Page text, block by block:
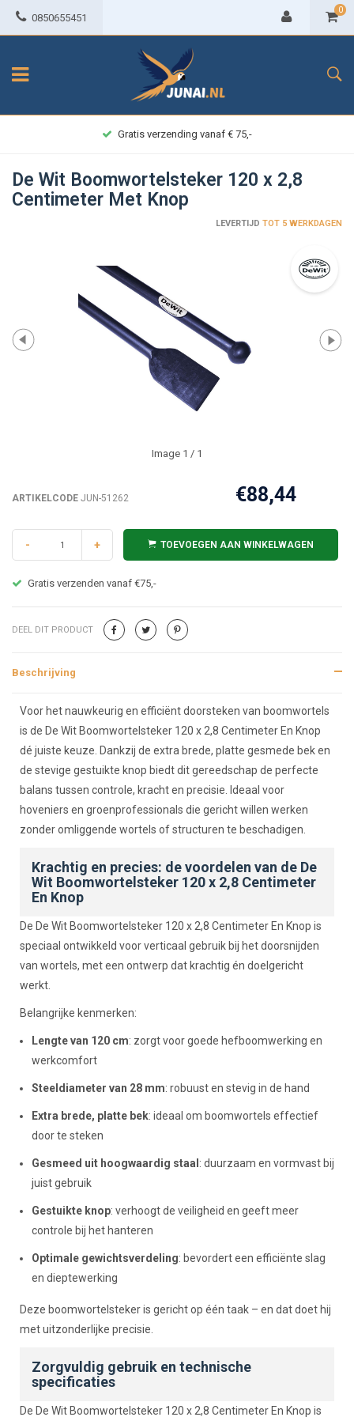
0850655451
0
Gratis verzending vanaf € 75,-
De Wit Boomwortelsteker 120 x 2,8
Centimeter Met Knop
LEVERTIJD TOT 5 WERKDAGEN
Image 1 / 1
ARTIKELCODE JUN-51262 €88,44
- + TOEVOEGEN AAN WINKELWAGEN
Gratis verzenden vanaf €75,-
DEEL DIT PRODUCT
Beschrijving
Beschrijving
Voor het nauwkeurig en efficiënt doorsteken van boomwortels
is de De Wit Boomwortelsteker 120 x 2,8 Centimeter En Knop
dé juiste keuze. Dankzij de extra brede, platte gesmede bek en
de stevige gestuikte knop biedt dit gereedschap de perfecte
balans tussen controle, kracht en precisie. Ideaal voor
hoveniers en groenprofessionals die gericht willen werken
zonder omliggende wortels of structuren te beschadigen.
Krachtig en precies: de voordelen van de De
Wit Boomwortelsteker 120 x 2,8 Centimeter
En Knop
De De Wit Boomwortelsteker 120 x 2,8 Centimeter En Knop is
speciaal ontwikkeld voor verticaal gebruik bij het doorsnijden
van wortels, met een ontwerp dat krachtig én doelgericht
werkt.
Belangrijke kenmerken:
Lengte van 120 cm: zorgt voor goede hefboomwerking en
werkcomfort
Steeldiameter van 28 mm: robuust en stevig in de hand
Extra brede, platte bek: ideaal om boomwortels effectief
door te steken
Gesmeed uit hoogwaardig staal : duurzaam en vormvast bij
juist gebruik
Gestuikte knop: verhoogt de veiligheid en geeft meer
controle bij het hanteren
Optimale gewichtsverdeling: bevordert een efficiënte slag
en dieptewerking
Deze boomwortelsteker is gericht op één taak – en dat doet hij
met uitzonderlijke precisie.
Zorgvuldig gebruik en technische
specificaties
De De Wit Boomwortelsteker 120 x 2,8 Centimeter En Knop is